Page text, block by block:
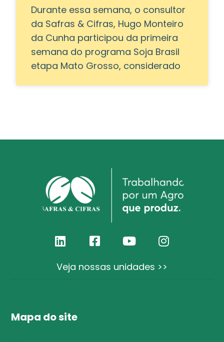
Durante essa semana, o consultor
da Safras & Cifras, Hugo Monteiro
da Cunha participou da primeira
semana do programa Soja Brasil
etapa Mato Grosso, considerado
Veja nossas unidades >>
Mapa do site